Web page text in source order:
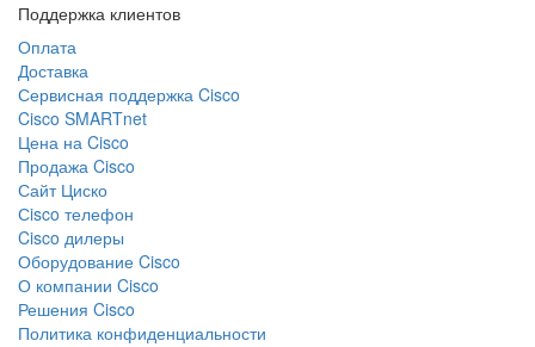
Поддержка клиентов
Оплата
Доставка
Сервисная поддержка Cisco
Cisco SMARTnet
Цена на Cisco
Продажа Cisco
Сайт Циско
Сisco телефон
Cisco дилеры
Оборудование Cisco
О компании Cisco
Решения Cisco
Политика конфиденциальности